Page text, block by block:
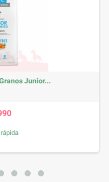
Junior...